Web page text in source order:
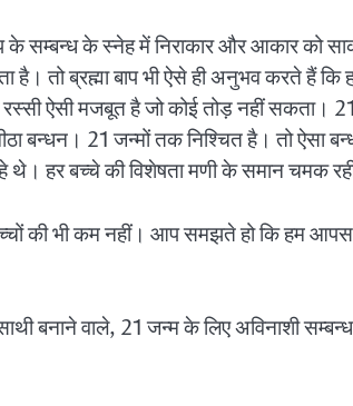
सम्बन्ध के स्नेह में निराकार और आकार को
तो ब्रह्मा बाप भी ऐसे ही अनुभव करते हैं कि
ऐसी मजबूत है जो कोई तोड़ नहीं सकता।
बन्धन। 21 जन्मों तक निश्चित है। तो ऐसा
हर बच्चे की विशेषता मणी के समान चमक
की भी कम नहीं। आप समझते हो कि हम
बनाने वाले, 21 जन्म के लिए अविनाशी